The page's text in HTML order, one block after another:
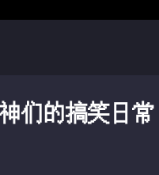
们的搞笑日常